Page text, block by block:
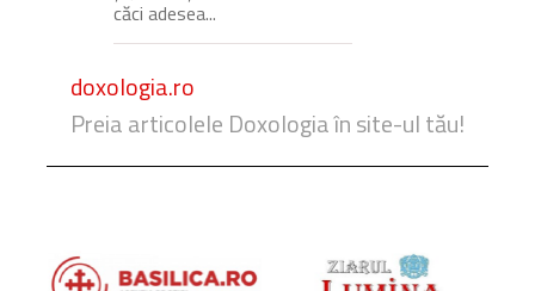
căci adesea...
doxologia.ro
Preia articolele Doxologia în site-ul tău!